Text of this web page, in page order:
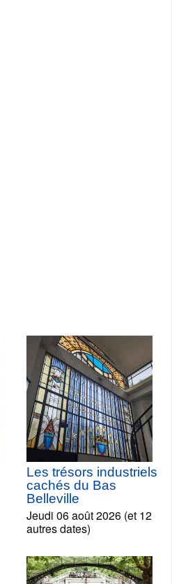
Les trésors industriels
cachés du Bas
Belleville
Jeudi 06 août 2026 (et 12
autres dates)